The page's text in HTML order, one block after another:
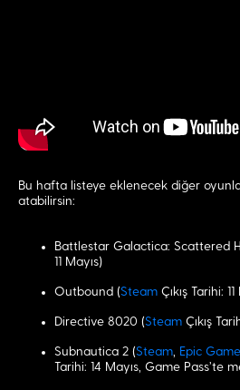
Bu hafta listeye eklenecek diğer
atabilirsin:
Battlestar Galactica: Scattered
11 Mayıs)
Outbound (Steam Çıkış Tarihi:
Directive 8020 (Steam Çıkış
Subnautica 2 (Steam, Epic
Tarihi: 14 Mayıs, Game Pass’te